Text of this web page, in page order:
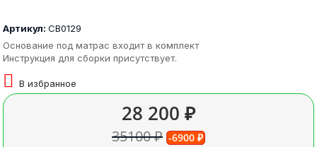
Артикул: СВ0129
Основание под матрас входит в комплект
Инструкция для сборки присутствует.
В избранное
28 200 ₽
35100 ₽ -6900 ₽